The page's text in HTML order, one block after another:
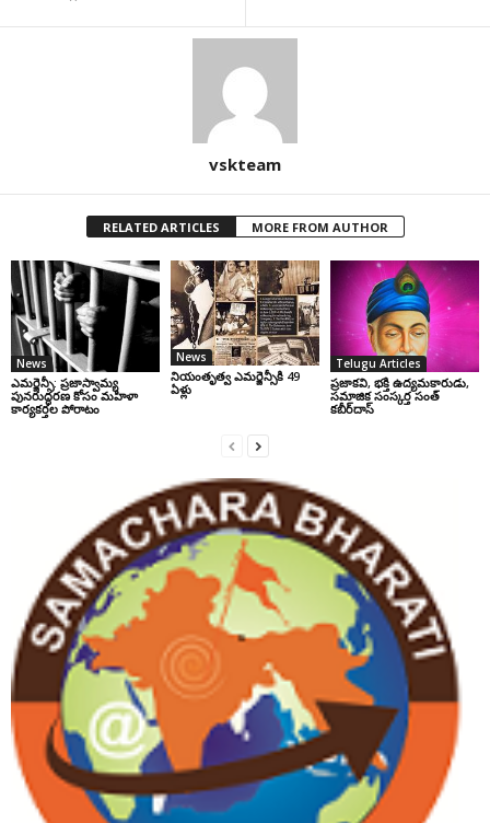
vskteam
RELATED ARTICLES MORE FROM AUTHOR
News
ఎమర్జెన్సీ: ప్రజాస్వామ్య
పునరుద్ధరణ కోసం మహిళా
కార్యకర్తల పోరాటం
News
నియంతృత్వ ఎమర్జెన్సీకి 49
ఏళ్లు
Telugu Articles
ప్రజాకవి, భక్తి ఉద్యమకారుడు,
సమాజిక సంస్కర్త సంత్‌
కబీర్‌దాస్‌